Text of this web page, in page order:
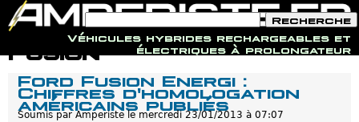
Jump to navigation
Véhicules hybrides rechargeables et
électriques à prolongateur
o
r
m
l
a
i
r
e
c
h
r
c
h
e
Fusion
Ford Fusion Energi :
Chiffres d'homologation
américains publiés
Soumis parAmperiste le mercredi 23/01/2013 à 07:07